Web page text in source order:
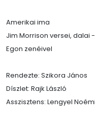
Amerikai ima
Jim Morrison versei, dalai
Egon zenéivel
Rendezte: Szikora János
Díszlet: Rajk László
Asszisztens: Lengyel Noémi